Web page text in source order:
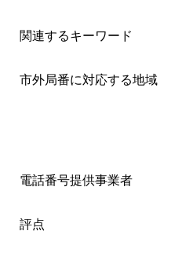
関連するキーワード
市外局番に対応する地域
電話番号提供事業者
評点